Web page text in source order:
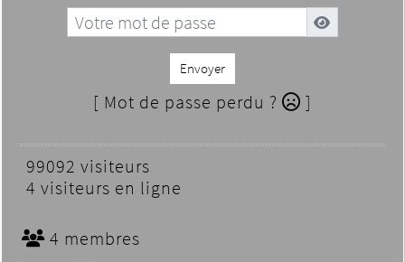
Envoyer
[ Mot de passe perdu ? ]
99092 visiteurs
4 visiteurs en ligne
4 membres